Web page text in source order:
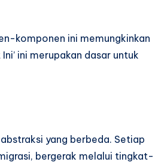
komponen ini memungkinkan
ini merupakan dasar untuk
yang berbeda. Setiap
bergerak melalui tingkat-